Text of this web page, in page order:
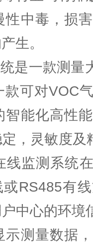
性中毒，损
生。
是一款测量
可对VOC
智能化高性
，灵敏度
线监测系统
或RS485有
中心的环
示测量数据